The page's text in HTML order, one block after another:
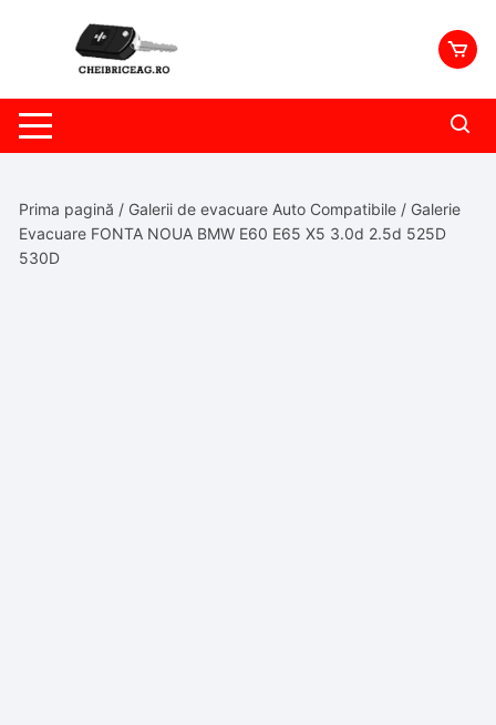
Prima pagină / Galerii de evacuare Auto Compatibile / Galerie
Evacuare FONTA NOUA BMW E60 E65 X5 3.0d 2.5d 525D
530D